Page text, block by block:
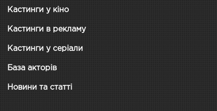
Кастинги у кіно
Кастинги в рекламу
Кастинги у серіали
База акторів
Новини та статті